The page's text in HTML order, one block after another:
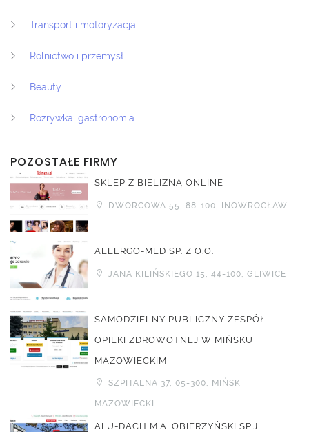
Transport i motoryzacja
Rolnictwo i przemysł
Beauty
Rozrywka, gastronomia
POZOSTAŁE FIRMY
SKLEP Z BIELIZNĄ ONLINE
DWORCOWA 55, 88-100, INOWROCŁAW
ALLERGO-MED SP. Z O.O.
JANA KILIŃSKIEGO 15, 44-100, GLIWICE
SAMODZIELNY PUBLICZNY ZESPÓŁ
OPIEKI ZDROWOTNEJ W MIŃSKU
MAZOWIECKIM
SZPITALNA 37, 05-300, MIŃSK
MAZOWIECKI
ALU-DACH M.A. OBIERZYŃSKI SP.J.